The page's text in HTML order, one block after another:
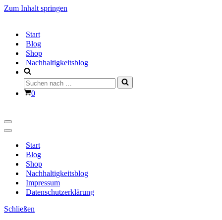
Zum Inhalt springen
Start
Blog
Shop
Nachhaltigkeitsblog
Suchen
nach …
Warenkorb
0
Navigationsmenü
Navigationsmenü
Start
Blog
Shop
Nachhaltigkeitsblog
Impressum
Datenschutzerklärung
Schließen